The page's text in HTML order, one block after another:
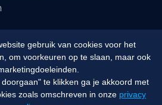
gebruik van cookies voor het
om voorkeuren op te slaan, maar ook
te klikken ga je akkoord met
zoals omschreven in onze privacy